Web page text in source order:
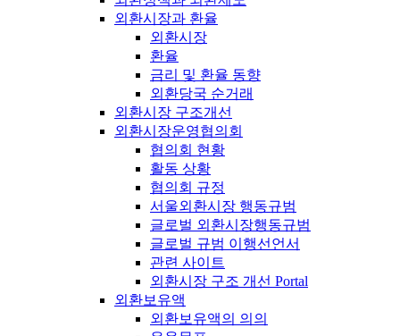
외환시장과 환율
외환시장
환율
금리 및 환율 동향
외환당국 순거래
외환시장 구조개선
외환시장운영협의회
협의회 현황
활동 상황
협의회 규정
서울외환시장 행동규범
글로벌 외환시장행동규범
글로벌 규범 이행선언서
관련 사이트
외환시장 구조 개선 Portal
외환보유액
외환보유액의 의의